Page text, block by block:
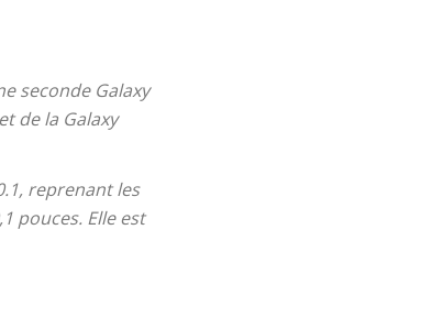
seconde Galaxy
de la Galaxy
reprenant les
pouces. Elle est